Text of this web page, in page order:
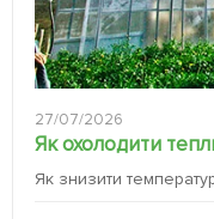
27/07/2026
Як охолодити
Як знизити